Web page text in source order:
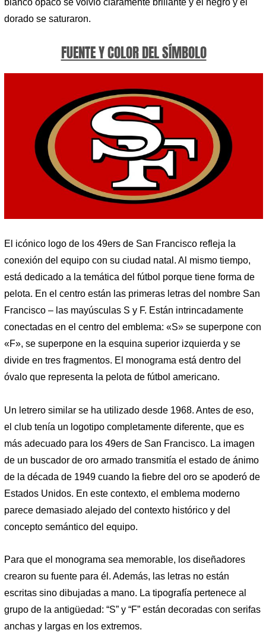
blanco opaco se volvió claramente brillante y el negro y el
dorado se saturaron.
FUENTE Y COLOR DEL SÍMBOLO
El icónico logo de los 49ers de San Francisco refleja la
conexión del equipo con su ciudad natal. Al mismo tiempo,
está dedicado a la temática del fútbol porque tiene forma de
pelota. En el centro están las primeras letras del nombre San
Francisco – las mayúsculas S y F. Están intrincadamente
conectadas en el centro del emblema: «S» se superpone con
«F», se superpone en la esquina superior izquierda y se
divide en tres fragmentos. El monograma está dentro del
óvalo que representa la pelota de fútbol americano.
Un letrero similar se ha utilizado desde 1968. Antes de eso,
el club tenía un logotipo completamente diferente, que es
más adecuado para los 49ers de San Francisco. La imagen
de un buscador de oro armado transmitía el estado de ánimo
de la década de 1949 cuando la fiebre del oro se apoderó de
Estados Unidos. En este contexto, el emblema moderno
parece demasiado alejado del contexto histórico y del
concepto semántico del equipo.
Para que el monograma sea memorable, los diseñadores
crearon su fuente para él. Además, las letras no están
escritas sino dibujadas a mano. La tipografía pertenece al
grupo de la antigüedad: “S” y “F” están decoradas con serifas
anchas y largas en los extremos.